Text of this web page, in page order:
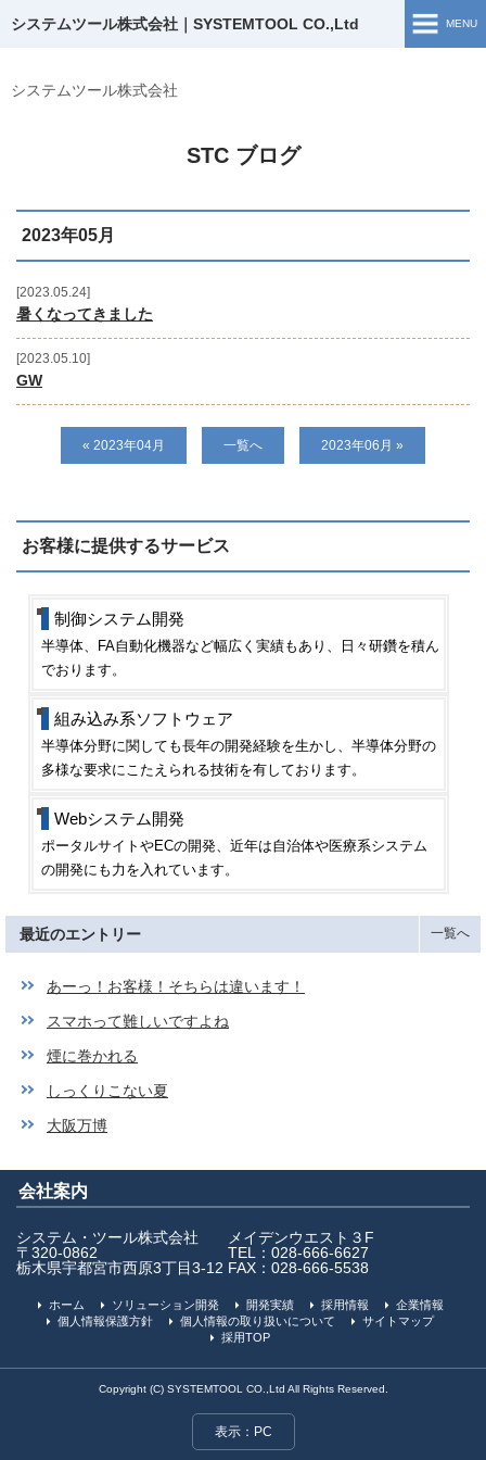
システムツール株式会社｜SYSTEMTOOL CO.,Ltd
システムツール株式会社
MENU
企業情報
お問い合わせ
採用TOP
STC ブログ
2023年05月
2023.05.24
暑くなってきました
2023.05.10
GW
« 2023年04月 一覧へ 2023年06月 »
お客様に提供するサービス
制御システム開発
半導体、FA自動化機器など幅広く実績もあり、日々研鑽を積ん
でおります。
組み込み系ソフトウェア
半導体分野に関しても長年の開発経験を生かし、半導体分野の
多様な要求にこたえられる技術を有しております。
Webシステム開発
ポータルサイトやECの開発、近年は自治体や医療系システム
の開発にも力を入れています。
最近のエントリー 一覧へ
あーっ！お客様！そちらは違います！
スマホって難しいですよね
煙に巻かれる
しっくりこない夏
大阪万博
会社案内
システム・ツール株式会社
〒320-0862
栃木県宇都宮市西原3丁目3-12
メイデンウエスト３F
TEL：028-666-6627
FAX：028-666-5538
ホーム ソリューション開発 開発実績 採用情報
企業情報
個人情報保護方針
個人情報の取り扱いについて
サイトマップ
採用TOP
Copyright (C) SYSTEMTOOL CO.,Ltd All Rights Reserved.
表示：PC